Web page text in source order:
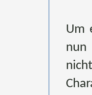
Um
nun